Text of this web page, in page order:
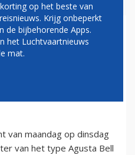
VIER
van maandag op dinsdag
van het type Agusta Bell
op het beste van
Krijg onbeperkt
de bijbehorende Apps.
het Luchtvaartnieuws
mat.